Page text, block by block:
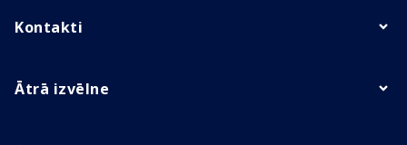
Kontakti
Ātrā izvēlne